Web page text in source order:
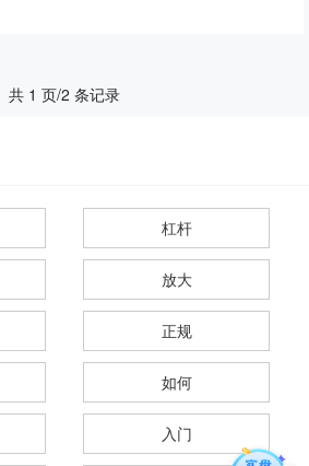
共 1 页/2 条记录
杠杆
放大
正规
如何
入门